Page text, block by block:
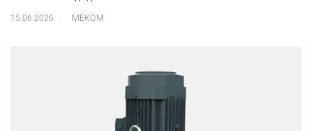
15.06.2026 . МЕКОМ